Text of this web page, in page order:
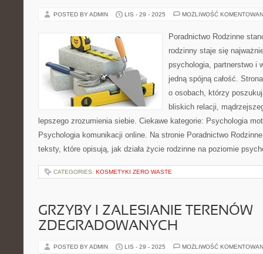
POSTED BY ADMIN LIS - 29 - 2025 MOŻLIWOŚĆ
Poradnictwo Rodzinne
rodzinny staje się
psychologia, partnerstwo i
jedną spójną całość.
o osobach, którzy
bliskich relacji,
lepszego zrozumienia siebie. Ciekawe kategorie: Psychologia
Psychologia komunikacji online. Na stronie Poradnictwo
teksty, które opisują, jak działa życie rodzinne na poziomie
CATEGORIES: KOSMETYKI ZERO WASTE
GRZYBY I ZALESIANIE TERENÓW
ZDEGRADOWANYCH
POSTED BY ADMIN LIS - 29 - 2025 MOŻLIWOŚĆ